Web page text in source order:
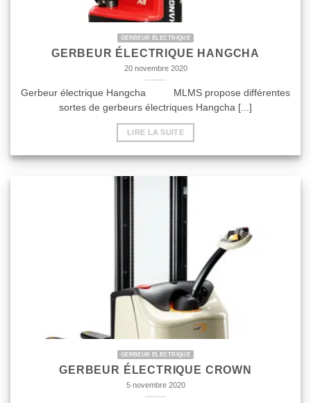
GERBEUR ÉLECTRIQUE
GERBEUR ÉLECTRIQUE HANGCHA
20 novembre 2020
Gerbeur électrique Hangcha MLMS propose différentes
sortes de gerbeurs électriques Hangcha [...]
LIRE LA SUITE
GERBEUR ÉLECTRIQUE
GERBEUR ÉLECTRIQUE CROWN
5 novembre 2020